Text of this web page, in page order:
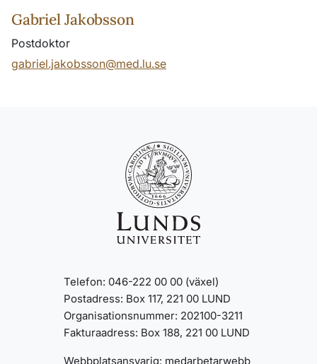
Gabriel Jakobsson
Postdoktor
gabriel.jakobsson@med.lu.se
Telefon: 046-222 00 00 (växel)
Postadress: Box 117, 221 00 LUND
Organisationsnummer: 202100-3211
Fakturaadress: Box 188, 221 00 LUND
Webbplatsansvarig: medarbetarwebb